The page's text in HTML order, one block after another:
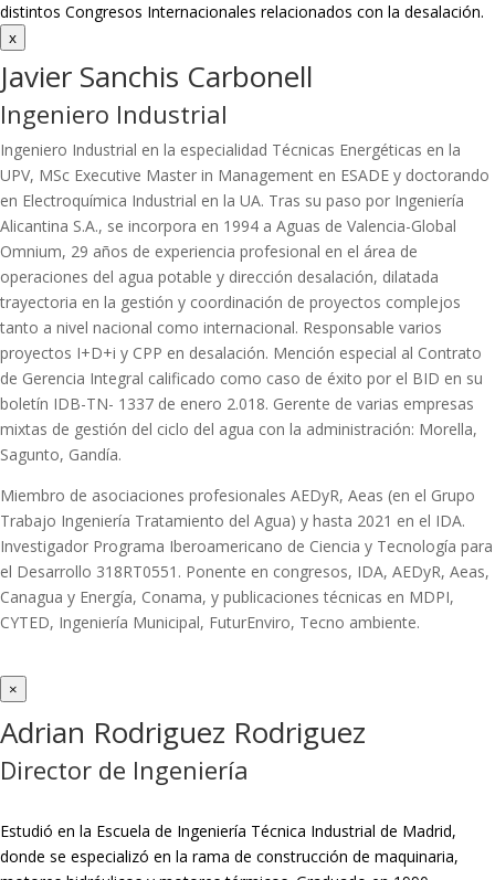
distintos Congresos Internacionales relacionados con la desalación.
x
Javier Sanchis Carbonell
Ingeniero Industrial
Ingeniero Industrial en la especialidad Técnicas Energéticas en la
UPV, MSc Executive Master in Management en ESADE y doctorando
en Electroquímica Industrial en la UA. Tras su paso por Ingeniería
Alicantina S.A., se incorpora en 1994 a Aguas de Valencia-Global
Omnium, 29 años de experiencia profesional en el área de
operaciones del agua potable y dirección desalación, dilatada
trayectoria en la gestión y coordinación de proyectos complejos
tanto a nivel nacional como internacional. Responsable varios
proyectos I+D+i y CPP en desalación. Mención especial al Contrato
de Gerencia Integral calificado como caso de éxito por el BID en su
boletín IDB-TN- 1337 de enero 2.018. Gerente de varias empresas
mixtas de gestión del ciclo del agua con la administración: Morella,
Sagunto, Gandía.
Miembro de asociaciones profesionales AEDyR, Aeas (en el Grupo
Trabajo Ingeniería Tratamiento del Agua) y hasta 2021 en el IDA.
Investigador Programa Iberoamericano de Ciencia y Tecnología para
el Desarrollo 318RT0551. Ponente en congresos, IDA, AEDyR, Aeas,
Canagua y Energía, Conama, y publicaciones técnicas en MDPI,
CYTED, Ingeniería Municipal, FuturEnviro, Tecno ambiente.
×
Adrian Rodriguez Rodriguez
Director de Ingeniería
Estudió en la Escuela de Ingeniería Técnica Industrial de Madrid,
donde se especializó en la rama de construcción de maquinaria,